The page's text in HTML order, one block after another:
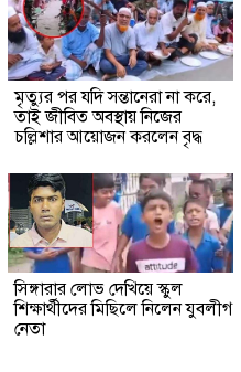
মৃত্যুর পর যদি সন্তানেরা না করে,
তাই জীবিত অবস্থায় নিজের
চল্লিশার আয়োজন করলেন বৃদ্ধ
সিঙ্গারার লোভ দেখিয়ে স্কুল
শিক্ষার্থীদের মিছিলে নিলেন যুবলীগ
নেতা